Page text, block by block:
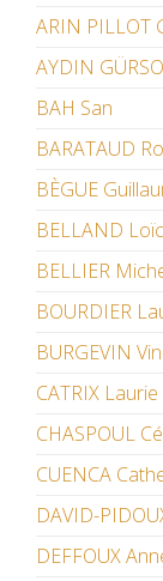
ARIN PILLOT
AYDIN
BAH San
BARATAUD
BÈGUE
BELLAND Loïc
BELLIER
BOURDIER
BURGEVIN
CATRIX Laurie
CHASPOUL
CUENCA
DAVID-
DEFFOUX